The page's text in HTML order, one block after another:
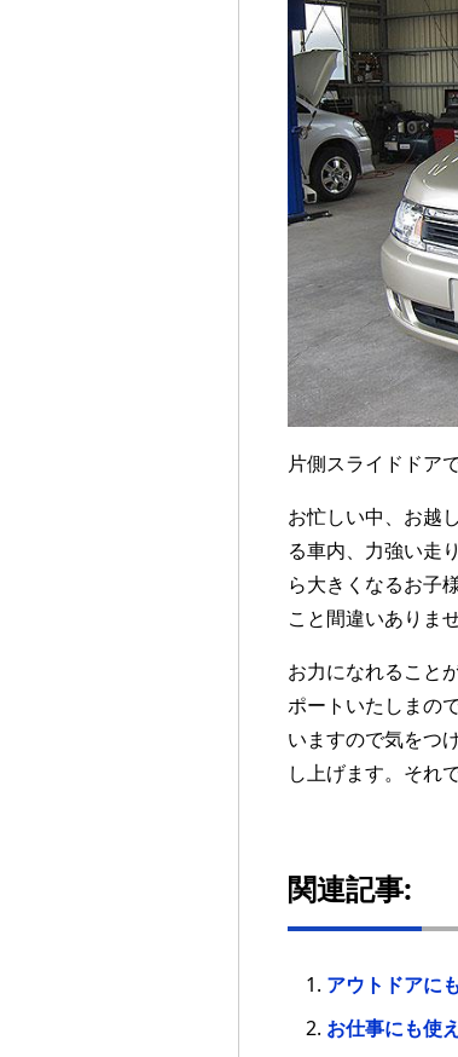
片側スライドドア
お忙しい中、お越
る車内、力強い走
ら大きくなるお子
こと間違いありま
お力になれること
ポートいたしまの
いますので気をつ
し上げます。それ
関連記事:
アウトドアに
お仕事にも使